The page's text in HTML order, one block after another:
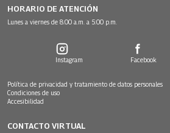
HORARIO DE ATENCIÓN
Lunes a viernes de 8:00 a.m. a 5:00 p.m.
Instagram Facebook
Política de privacidad y tratamiento de datos personales
Condiciones de uso
Accesibilidad
CONTACTO VIRTUAL